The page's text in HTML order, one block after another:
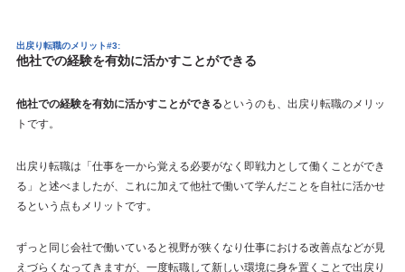
出戻り転職のメリット#3:
他社での経験を有効に活かすことができる
他社での経験を有効に活かすことができる というのも、出戻り転職のメリッ
トです。
出戻り転職は「仕事を一から覚える必要がなく即戦力として働くことができ
る」と述べましたが、これに加えて他社で働いて学んだことを自社に活かせ
るという点もメリットです。
ずっと同じ会社で働いていると視野が狭くなり仕事における改善点などが見
えづらくなってきますが、一度転職して新しい環境に身を置くことで出戻り